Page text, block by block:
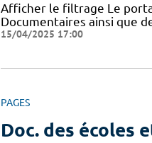
Afficher le filtrage Le
Documentaires ainsi que
15/04/2025 17:00
PAGES
Doc. des écoles